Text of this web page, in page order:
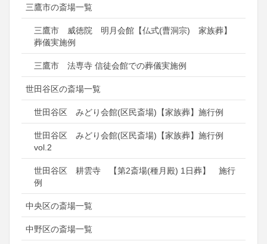
三鷹市の斎場一覧
三鷹市 威徳院 明月会館【仏式(曹洞宗) 家族葬】
葬儀実施例
三鷹市 法専寺 信徒会館での葬儀実施例
世田谷区の斎場一覧
世田谷区 みどり会館(区民斎場)【家族葬】施行例
世田谷区 みどり会館(区民斎場)【家族葬】施行例
vol.2
世田谷区 耕雲寺 【第2斎場(種月殿) 1日葬】 施行
例
中央区の斎場一覧
中野区の斎場一覧